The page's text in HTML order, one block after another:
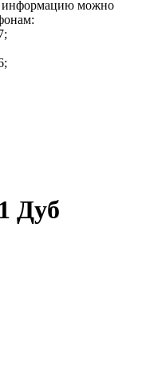
информацию можно
Дуб